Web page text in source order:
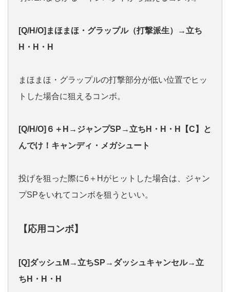
[Q/H/O]まほまほ・グラップル（打撃派生）→立ち
H・H・H
まほまほ・グラップルの打撃部分が低い位置でヒッ
トした場合に狙えるコンボ。
[Q/H/O]６＋H→ジャンプSP→立ちH・H・H【C】と
んでけ！キャンディ・メガシュート
投げを狙った際に6＋Hがヒットした場合は、ジャン
プSPをいれてコンボを狙うといい。
【応用コンボ】
[Q]ダッシュM→立ちSP→ダッシュキャンセル→立
ちH・H・H